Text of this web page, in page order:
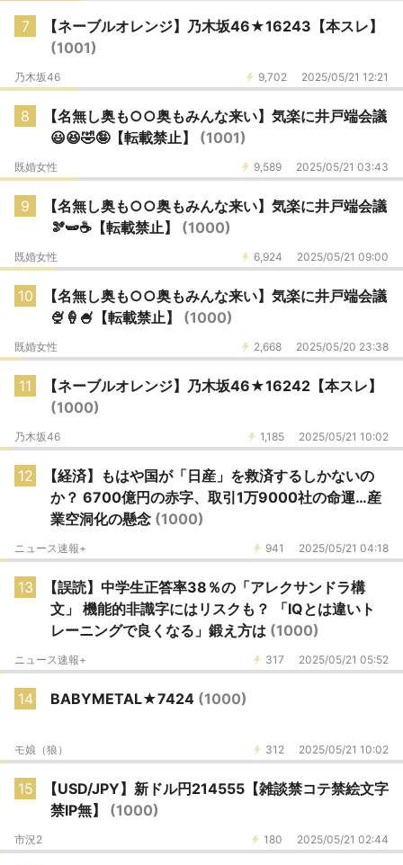
7
【ネーブルオレンジ】乃木坂46★16243【本スレ】
(1001)
9,702 2025/05/21 12:21
乃木坂46
8
【名無し奥も○○奥もみんな来い】気楽に井戸端会議
😃😆🤣🤪【転載禁止】 (1001)
9,589 2025/05/21 03:43
既婚女性
9
【名無し奥も○○奥もみんな来い】気楽に井戸端会議
🫘🫛☕【転載禁止】 (1000)
6,924 2025/05/21 09:00
既婚女性
10
【名無し奥も○○奥もみんな来い】気楽に井戸端会議
🍨🍦🍧【転載禁止】 (1000)
2,668 2025/05/20 23:38
既婚女性
11
【ネーブルオレンジ】乃木坂46★16242【本スレ】
(1000)
1,185 2025/05/21 10:02
乃木坂46
12
【経済】もはや国が「日産」を救済するしかないの
か？ 6700億円の赤字、取引1万9000社の命運…産
業空洞化の懸念 (1000)
941 2025/05/21 04:18
ニュース速報+
13
【誤読】中学生正答率38％の「アレクサンドラ構
文」 機能的非識字にはリスクも？ 「IQとは違いト
レーニングで良くなる」鍛え方は (1000)
317 2025/05/21 05:52
ニュース速報+
14 BABYMETAL★7424 (1000)
312 2025/05/21 10:02
モ娘（狼）
15
【USD/JPY】新ドル円214555【雑談禁コテ禁絵文字
禁IP無】 (1000)
180 2025/05/21 02:44
市況2